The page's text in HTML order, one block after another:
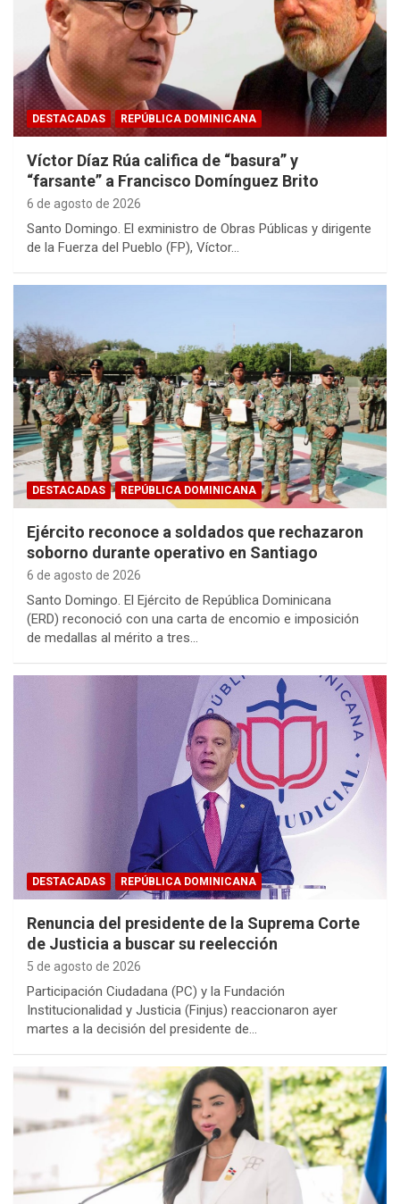
DESTACADAS REPÚBLICA DOMINICANA
Víctor Díaz Rúa califica de “basura” y
“farsante” a Francisco Domínguez Brito
6 de agosto de 2026
Santo Domingo. El exministro de Obras Públicas y dirigente
de la Fuerza del Pueblo (FP), Víctor…
DESTACADAS REPÚBLICA DOMINICANA
Ejército reconoce a soldados que rechazaron
soborno durante operativo en Santiago
6 de agosto de 2026
Santo Domingo. El Ejército de República Dominicana
(ERD) reconoció con una carta de encomio e imposición
de medallas al mérito a tres…
DESTACADAS REPÚBLICA DOMINICANA
Renuncia del presidente de la Suprema Corte
de Justicia a buscar su reelección
5 de agosto de 2026
Participación Ciudadana (PC) y la Fundación
Institucionalidad y Justicia (Finjus) reaccionaron ayer
martes a la decisión del presidente de…